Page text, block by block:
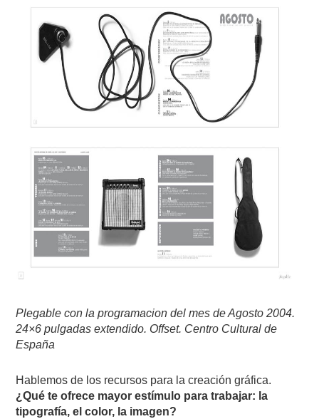
Plegable con la programacion del mes de Agosto 2004.
24×6 pulgadas extendido. Offset. Centro Cultural de
España
Hablemos de los recursos para la creación gráfica.
¿Qué te ofrece mayor estímulo para trabajar: la
tipografía, el color, la imagen?